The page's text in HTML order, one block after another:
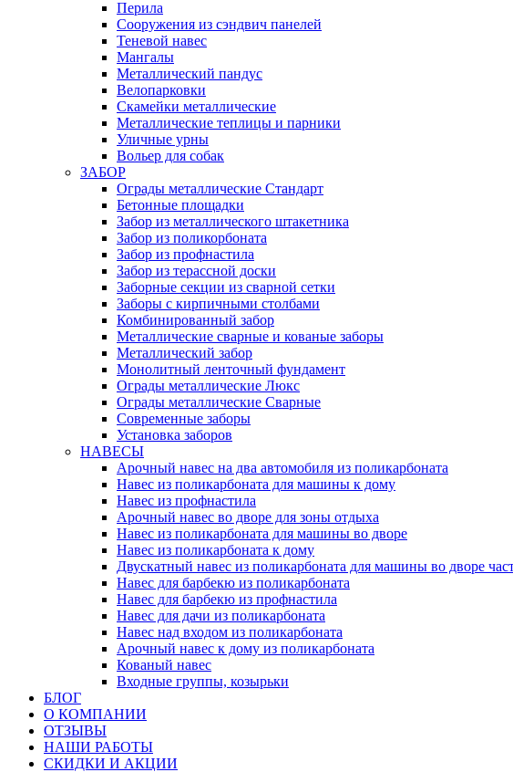
Перила
Сооружения из сэндвич панелей
Теневой навес
Мангалы
Металлический пандус
Велопарковки
Скамейки металлические
Металлические теплицы и парники
Уличные урны
Вольер для собак
ЗАБОР
Ограды металлические Стандарт
Бетонные площадки
Забор из металлического штакетника
Забор из поликорбоната
Забор из профнастила
Забор из терассной доски
Заборные секции из сварной сетки
Заборы с кирпичными столбами
Комбинированный забор
Металлические сварные и кованые заборы
Металлический забор
Монолитный ленточный фундамент
Ограды металлические Люкс
Ограды металлические Сварные
Современные заборы
Установка заборов
НАВЕСЫ
Арочный навес на два автомобиля из поликарбоната
Навес из поликарбоната для машины к дому
Навес из профнастила
Арочный навес во дворе для зоны отдыха
Навес из поликарбоната для машины во дворе
Навес из поликарбоната к дому
Двускатный навес из поликарбоната для машины во дворе
Навес для барбекю из поликарбоната
Навес для барбекю из профнастила
Навес для дачи из поликарбоната
Навес над входом из поликарбоната
Арочный навес к дому из поликарбоната
Кованый навес
Входные группы, козырьки
БЛОГ
О КОМПАНИИ
ОТЗЫВЫ
НАШИ РАБОТЫ
СКИДКИ И АКЦИИ